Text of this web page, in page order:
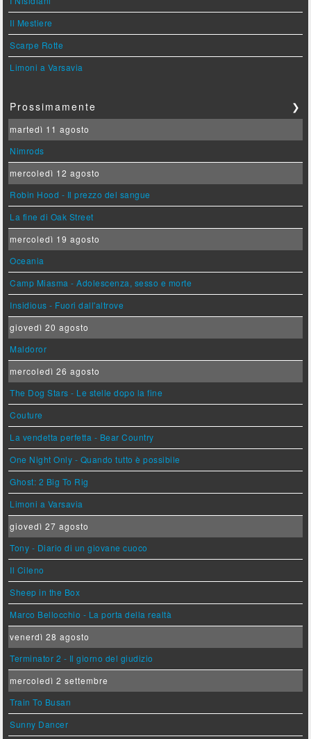
Il Mestiere
Scarpe Rotte
Limoni a Varsavia
Prossimamente ❯
martedì 11 agosto
Nimrods
mercoledì 12 agosto
Robin Hood - Il prezzo del sangue
La fine di Oak Street
mercoledì 19 agosto
Oceania
Camp Miasma - Adolescenza, sesso e morte
Insidious - Fuori dall'altrove
giovedì 20 agosto
Maldoror
mercoledì 26 agosto
The Dog Stars - Le stelle dopo la fine
Couture
La vendetta perfetta - Bear Country
One Night Only - Quando tutto è possibile
Ghost: 2 Big To Rig
Limoni a Varsavia
giovedì 27 agosto
Tony - Diario di un giovane cuoco
Il Cileno
Sheep in the Box
Marco Bellocchio - La porta della realtà
venerdì 28 agosto
Terminator 2 - Il giorno del giudizio
mercoledì 2 settembre
Train To Busan
Sunny Dancer